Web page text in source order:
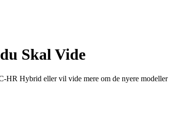
Skal Vide
HR Hybrid eller vil vide mere om de nyere modeller